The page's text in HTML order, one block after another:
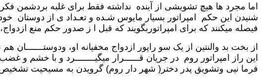
اما مجرد ها هیچ تشویشی از آینده نداشته فقط برای غلبه بردشمن
شنیدن این حکم امپراتور بسیار مایوس شـده و تعـداد ی از
فیصله میکنند که برای امپراتوربگویند که قبل ا ز صدور حکم منع
از بخت بد والنتین از یک سو راپور ازدواج مخفیانه او،
این راز امپراتور روم در جریان قــــــرار میگیــــــــرد و با خشم
فرما نیی وتشویق پدر دختر( شهر دار روم) گرویدن به مسیحیت تشخیص و بتاریخ 14